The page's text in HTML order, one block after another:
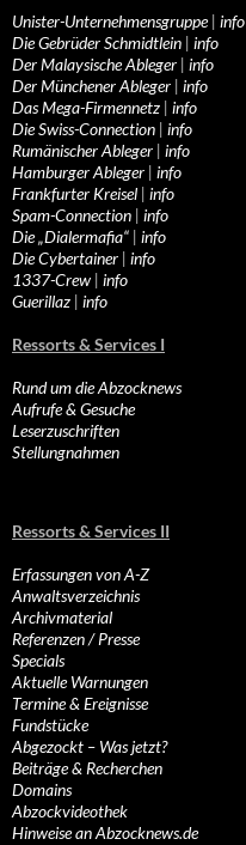
Unister-Unternehmensgruppe| info
Die Gebrüder Schmidtlein | info
Der Malaysische Ableger | info
Der Münchener Ableger | info
Das Mega-Firmennetz | info
Die Swiss-Connection | info
Rumänischer Ableger | info
Hamburger Ableger | info
Frankfurter Kreisel | info
Spam-Connection | info
Die „Dialermafia“ | info
Die Cybertainer | info
1337-Crew | info
Guerillaz | info
Ressorts & Services I
Rund um die Abzocknews
Aufrufe & Gesuche
Leserzuschriften
Stellungnahmen
Ressorts & Services II
Erfassungen von A-Z
Anwaltsverzeichnis
Archivmaterial
Referenzen / Presse
Specials
Aktuelle Warnungen
Termine & Ereignisse
Fundstücke
Abgezockt – Was jetzt?
Beiträge & Recherchen
Domains
Abzockvideothek
Hinweise an Abzocknews.de